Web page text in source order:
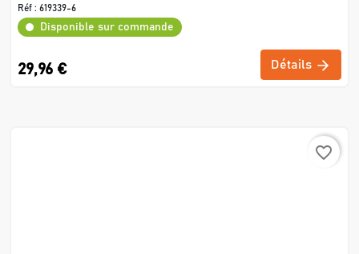
Réf : 619339-6
Disponible sur commande
29,96 € Détails
favorite_border